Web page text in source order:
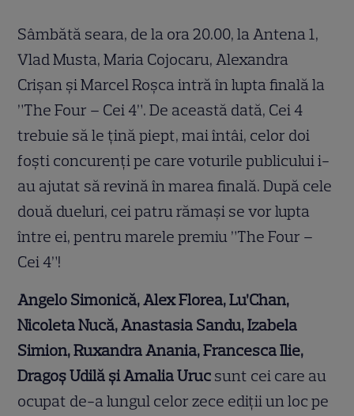
Sâmbătă seara, de la ora 20.00, la Antena 1,
Vlad Musta, Maria Cojocaru, Alexandra
Crișan și Marcel Roșca intră în lupta finală la
”The Four – Cei 4”. De această dată, Cei 4
trebuie să le țină piept, mai întâi, celor doi
foști concurenți pe care voturile publicului i-
au ajutat să revină în marea finală. După cele
două dueluri, cei patru rămași se vor lupta
între ei, pentru marele premiu ”The Four –
Cei 4”!
Angelo Simonică, Alex Florea, Lu’Chan,
Nicoleta Nucă, Anastasia Sandu, Izabela
Simion, Ruxandra Anania, Francesca Ilie,
DragoșUdilă și Amalia Uruc sunt cei care au
ocupat de-a lungul celor zece ediții un loc pe